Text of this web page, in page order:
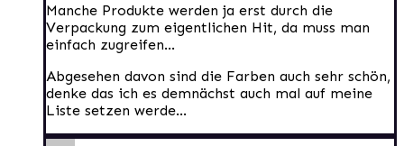
Manche Produkte werden ja erst durch die
Verpackung zum eigentlichen Hit, da muss man
einfach zugreifen…
Abgesehen davon sind die Farben auch sehr schön,
denke das ich es demnächst auch mal auf meine
Liste setzen werde…